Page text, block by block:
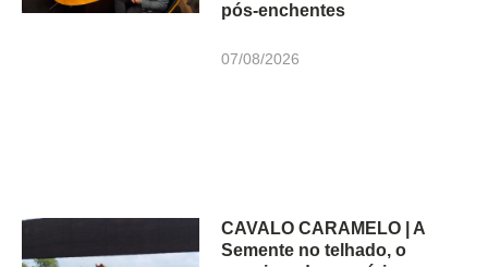
pós-enchentes
07/08/2026
CAVALO CARAMELO | A
Semente no telhado, o